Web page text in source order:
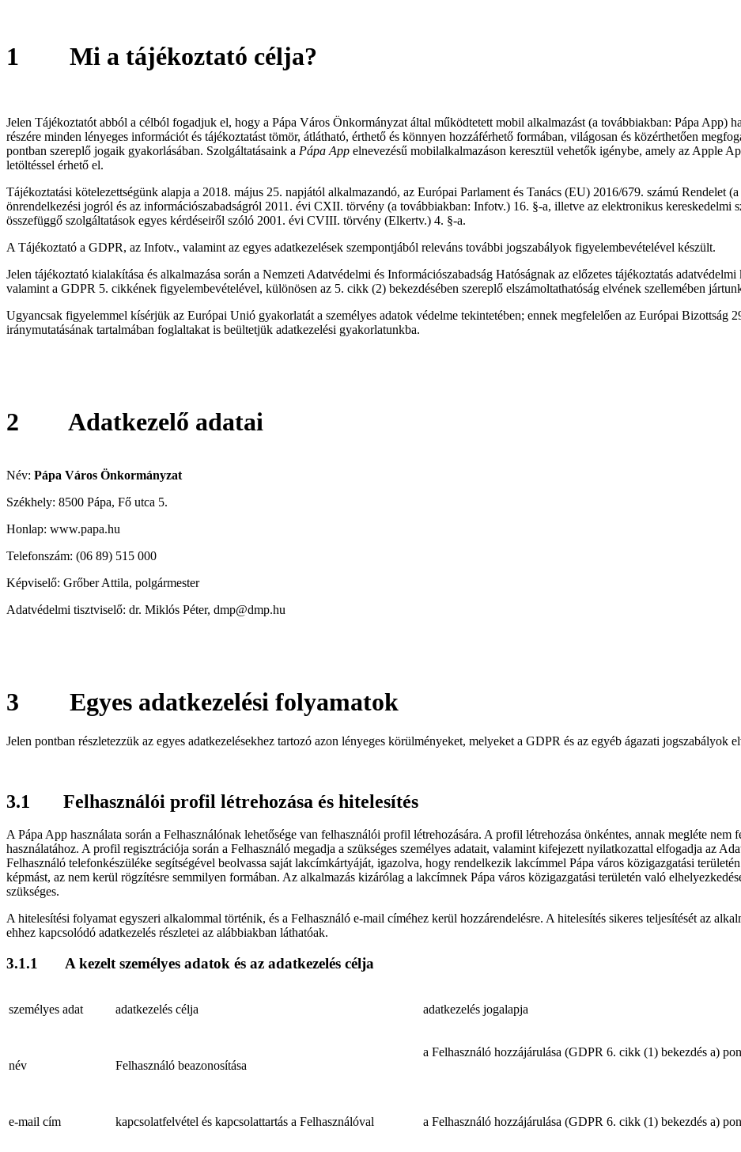
1 Mi a tájékoztató célja?
Jelen Tájékoztatót abból a célból fogadjuk el, hogy a Pápa Város Önkormányzat által működtetett mobil alkalmazást (a továbbiakban: Pápa App)
részére minden lényeges információt és tájékoztatást tömör, átlátható, érthető és könnyen hozzáférhető formában, világosan és közérthetően
pontban szereplő jogaik gyakorlásában. Szolgáltatásaink a Pápa App elnevezésű mobilalkalmazáson keresztül vehetők igénybe, amely az Apple
letöltéssel érhető el.
Tájékoztatási kötelezettségünk alapja a 2018. május 25. napjától alkalmazandó, az Európai Parlament és Tanács (EU) 2016/679. számú Rendelet
önrendelkezési jogról és az információszabadságról 2011. évi CXII. törvény (a továbbiakban: Infotv.) 16. §-a, illetve az elektronikus kereskedelmi
összefüggő szolgáltatások egyes kérdéseiről szóló 2001. évi CVIII. törvény (Elkertv.) 4. §-a.
A Tájékoztató a GDPR, az Infotv., valamint az egyes adatkezelések szempontjából releváns további jogszabályok figyelembevételével készült.
Jelen tájékoztató kialakítása és alkalmazása során a Nemzeti Adatvédelmi és Információszabadság Hatóságnak az előzetes tájékoztatás
valamint a GDPR 5. cikkének figyelembevételével, különösen az 5. cikk (2) bekezdésében szereplő elszámoltathatóság elvének szellemében
Ugyancsak figyelemmel kísérjük az Európai Unió gyakorlatát a személyes adatok védelme tekintetében; ennek megfelelően az Európai Bizottság
iránymutatásának tartalmában foglaltakat is beültetjük adatkezelési gyakorlatunkba.
2 Adatkezelő adatai
Név: Pápa Város Önkormányzat
Székhely: 8500 Pápa, Fő utca 5.
Honlap: www.papa.hu
Telefonszám: (06 89) 515 000
Képviselő: Grőber Attila, polgármester
Adatvédelmi tisztviselő: dr. Miklós Péter, dmp@dmp.hu
3 Egyes adatkezelési folyamatok
Jelen pontban részletezzük az egyes adatkezelésekhez tartozó azon lényeges körülményeket, melyeket a GDPR és az egyéb ágazati jogszabályok
3.1 Felhasználói profil létrehozása és hitelesítés
A Pápa App használata során a Felhasználónak lehetősége van felhasználói profil létrehozására. A profil létrehozása önkéntes, annak megléte
használatához. A profil regisztrációja során a Felhasználó megadja a szükséges személyes adatait, valamint kifejezett nyilatkozattal elfogadja az
Felhasználó telefonkészüléke segítségével beolvassa saját lakcímkártyáját, igazolva, hogy rendelkezik lakcímmel Pápa város közigazgatási
képmást, az nem kerül rögzítésre semmilyen formában. Az alkalmazás kizárólag a lakcímnek Pápa város közigazgatási területén való
szükséges.
A hitelesítési folyamat egyszeri alkalommal történik, és a Felhasználó e-mail címéhez kerül hozzárendelésre. A hitelesítés sikeres teljesítését az
ehhez kapcsolódó adatkezelés részletei az alábbiakban láthatóak.
3.1.1 A kezelt személyes adatok és az adatkezelés célja
személyes adat adatkezelés célja adatkezelés jogalapja
név Felhasználó beazonosítása
a Felhasználó hozzájárulása (GDPR 6. cikk (1) bekezdés a)
e-mail cím kapcsolatfelvétel és kapcsolattartás a Felhasználóval a Felhasználó hozzájárulása (GDPR 6. cikk (1) bekezdés a)